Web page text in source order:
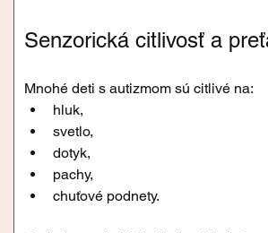
Senzorická citlivosť a
Mnohé deti s autizmom sú citlivé na:
hluk,
svetlo,
dotyk,
pachy,
chuťové podnety.